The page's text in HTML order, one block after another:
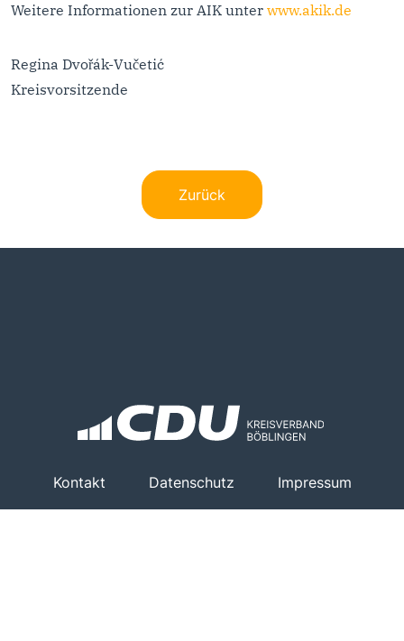
Weitere Informationen zur AIK unter www.akik.de
Regina Dvořák-Vučetić
Kreisvorsitzende
Zurück
Kontakt Datenschutz Impressum